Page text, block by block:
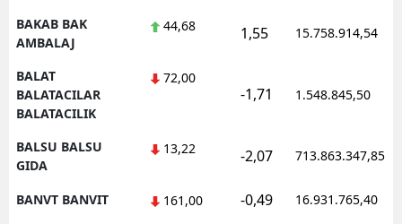
BAKAB BAK
AMBALAJ
44,68 1,55 15.758.914,54
BALAT
BALATACILAR
BALATACILIK
72,00
-1,71 1.548.845,50
BALSU BALSU
GIDA
13,22 -2,07 713.863.347,85
BANVT BANVIT 161,00 -0,49 16.931.765,40